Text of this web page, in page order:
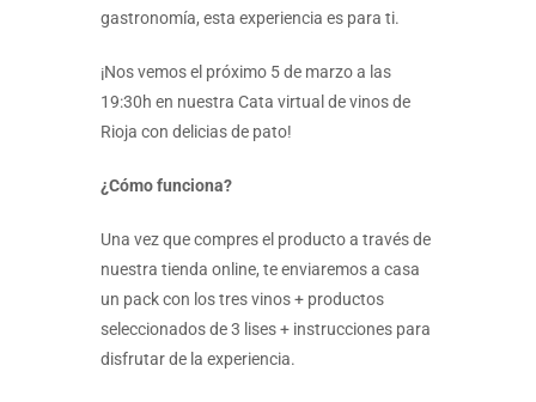
gastronomía, esta experiencia es para ti.
¡Nos vemos el próximo 5 de marzo a las
19:30h en nuestra Cata virtual de vinos de
Rioja con delicias de pato!
¿Cómo funciona?
Una vez que compres el producto a través de
nuestra tienda online, te enviaremos a casa
un pack con los tres vinos + productos
seleccionados de 3 lises + instrucciones para
disfrutar de la experiencia.